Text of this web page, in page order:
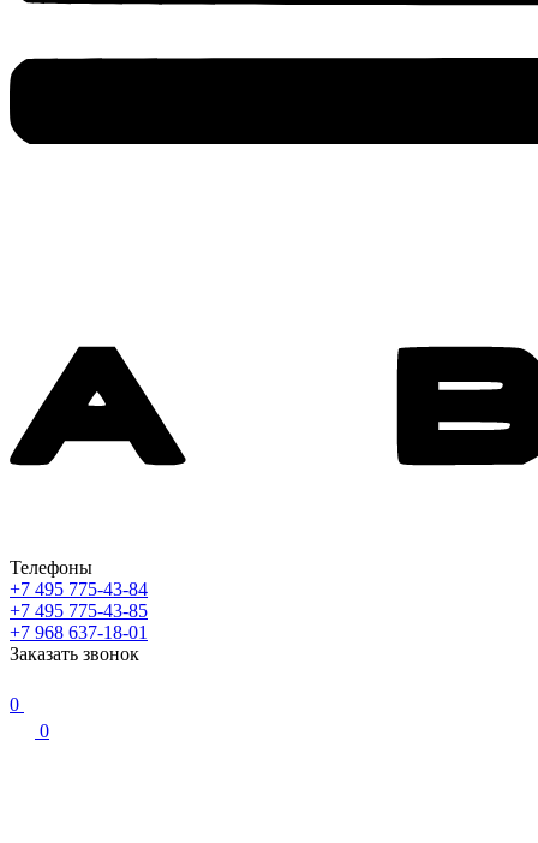
Телефоны
+7 495 775-43-84
+7 495 775-43-85
+7 968 637-18-01
Заказать звонок
0
0